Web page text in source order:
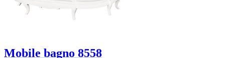
Mobile bagno 8558